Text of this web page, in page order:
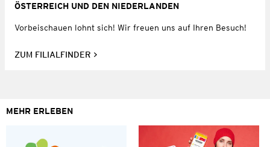
ÖSTERREICH UND DEN NIEDERLANDEN
Vorbeischauen lohnt sich! Wir freuen uns auf Ihren Besuch!
ZUM FILIALFINDER
MEHR ERLEBEN